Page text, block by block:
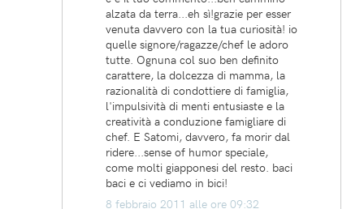
alzata da terra...eh sì!grazie per esser
venuta davvero con la tua curiosità! io
quelle signore/ragazze/chef le adoro
tutte. Ognuna col suo ben definito
carattere, la dolcezza di mamma, la
razionalità di condottiere di famiglia,
l'impulsività di menti entusiaste e la
creatività a conduzione famigliare di
chef. E Satomi, davvero, fa morir dal
ridere...sense of humor speciale,
come molti giapponesi del resto. baci
baci e ci vediamo in bici!
8 febbraio 2011 alle ore 09:32